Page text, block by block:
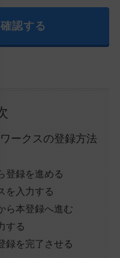
認する
ークスの登録方法
登録を進める
を入力する
ら本登録へ進む
する
録を完了させる